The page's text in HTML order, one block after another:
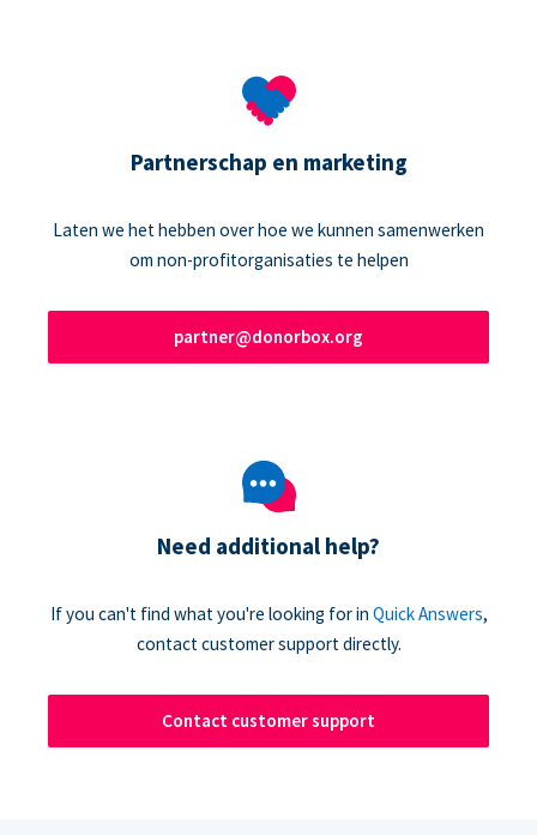
Partnerschap en marketing
Laten we het hebben over hoe we kunnen samenwerken
om non-profitorganisaties te helpen
partner@donorbox.org
Need additional help?
If you can't find what you're looking for in Quick Answers,
contact customer support directly.
Contact customer support